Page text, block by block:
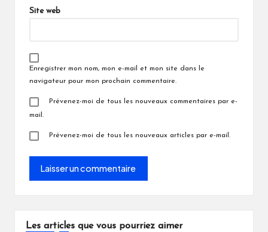
Site web
Enregistrer mon nom, mon e-mail et mon site dans le
navigateur pour mon prochain commentaire.
Prévenez-moi de tous les nouveaux commentaires par e-
mail.
Prévenez-moi de tous les nouveaux articles par e-mail.
Les articles que vous pourriez aimer